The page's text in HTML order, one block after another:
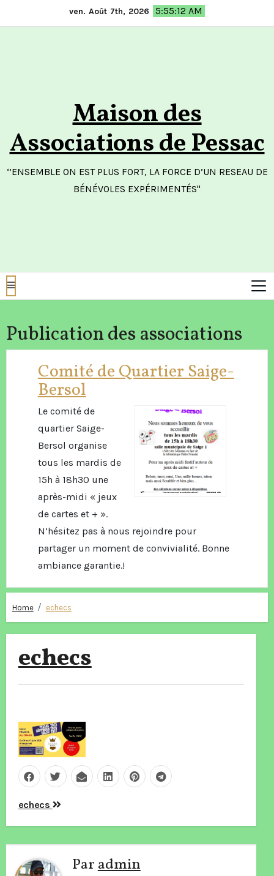
to
ven. Août 7th, 2026 5:55:12 AM
Maison des
Associations de Pessac
‘’ENSEMBLE ON EST PLUS FORT, LA FORCE D’UN RESEAU DE
BÉNÉVOLES EXPÉRIMENTÉS"
Publication des associations
Comité de Quartier Saige-
Bersol
Le comité de
quartier Saige-
Bersol organise
tous les mardis de
15h à 18h30 une
après-midi « jeux
de cartes et + ».
N’hésitez pas à nous rejoindre pour
partager un moment de convivialité. Bonne
ambiance garantie.!
Home echecs
echecs
Navigation
de
l’article
echecs
Paradmin